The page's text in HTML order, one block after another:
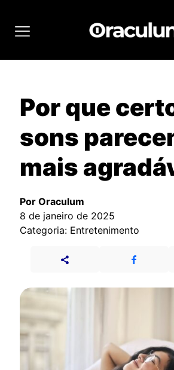
Por que
sons
mais
Por Oraculum
8 de janeiro de 2025
Categoria: Entretenimento